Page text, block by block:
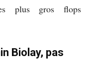
plus gros flops
Biolay, pas